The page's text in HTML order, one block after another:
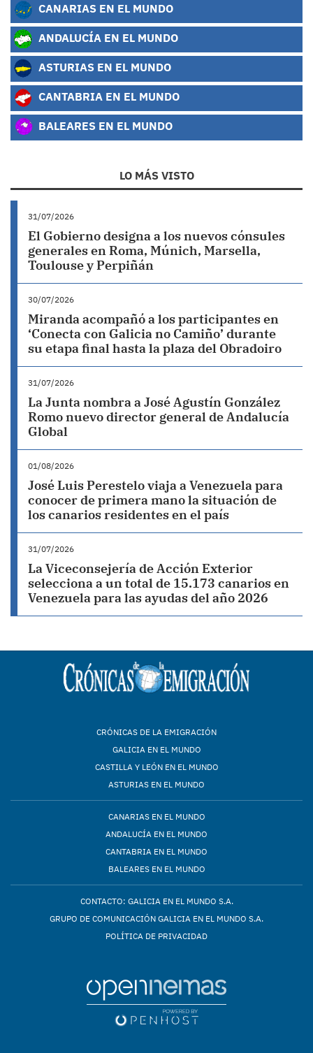
CANARIAS EN EL MUNDO
ANDALUCÍA EN EL MUNDO
ASTURIAS EN EL MUNDO
CANTABRIA EN EL MUNDO
BALEARES EN EL MUNDO
LO MÁS VISTO
31/07/2026
El Gobierno designa a los nuevos cónsules
generales en Roma, Múnich, Marsella,
Toulouse y Perpiñán
30/07/2026
Miranda acompañó a los participantes en
‘Conecta con Galicia no Camiño’ durante
su etapa final hasta la plaza del Obradoiro
31/07/2026
La Junta nombra a José Agustín González
Romo nuevo director general de Andalucía
Global
01/08/2026
José Luis Perestelo viaja a Venezuela para
conocer de primera mano la situación de
los canarios residentes en el país
31/07/2026
La Viceconsejería de Acción Exterior
selecciona a un total de 15.173 canarios en
Venezuela para las ayudas del año 2026
CRÓNICAS DE LA EMIGRACIÓN
GALICIA EN EL MUNDO
CASTILLA Y LEÓN EN EL MUNDO
ASTURIAS EN EL MUNDO
CANARIAS EN EL MUNDO
ANDALUCÍA EN EL MUNDO
CANTABRIA EN EL MUNDO
BALEARES EN EL MUNDO
CONTACTO: GALICIA EN EL MUNDO S.A.
GRUPO DE COMUNICACIÓN GALICIA EN EL MUNDO S.A.
POLÍTICA DE PRIVACIDAD